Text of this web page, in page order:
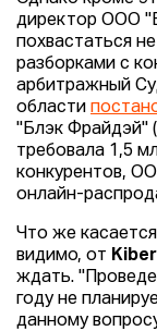
директор ООО
похвастаться
разборками с
арбитражный
области
"Блэк Фрайдэй"
требовала 1,5
конкурентов,
онлайн-
Что же
видимо, от
ждать.
году не
данному